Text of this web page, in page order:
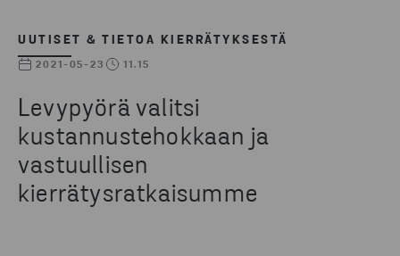
UUTISET & TIETOA KIERRÄTYKSESTÄ
2021-05-23 11.15
Levypyörä valitsi
kustannustehokkaan ja
vastuullisen
kierrätysratkaisumme